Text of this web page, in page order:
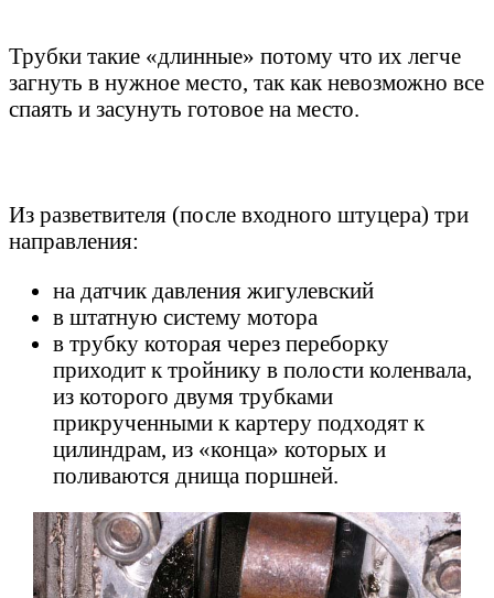
Трубки такие «длинные» потому что их легче
загнуть в нужное место, так как невозможно все
спаять и засунуть готовое на место.
Из разветвителя (после входного штуцера) три
направления:
на датчик давления жигулевский
в штатную систему мотора
в трубку которая через переборку
приходит к тройнику в полости коленвала,
из которого двумя трубками
прикрученными к картеру подходят к
цилиндрам, из «конца» которых и
поливаются днища поршней.